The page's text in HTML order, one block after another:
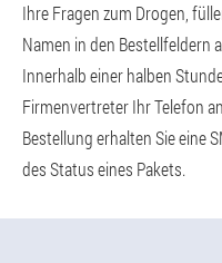
Ihre Fragen zum Drogen,
Namen in den Bestellfeldern
Innerhalb einer halben
Firmenvertreter Ihr Telefon
Bestellung erhalten Sie eine
des Status eines Pakets.